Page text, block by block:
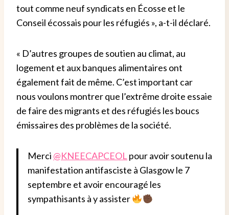
tout comme neuf syndicats en Écosse et le
Conseil écossais pour les réfugiés », a-t-il déclaré.
« D’autres groupes de soutien au climat, au
logement et aux banques alimentaires ont
également fait de même. C’est important car
nous voulons montrer que l’extrême droite essaie
de faire des migrants et des réfugiés les boucs
émissaires des problèmes de la société.
Merci @KNEECAPCEOL pour avoir soutenu la
manifestation antifasciste à Glasgow le 7
septembre et avoir encouragé les
sympathisants à y assister